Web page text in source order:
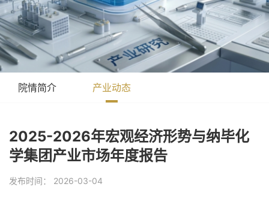
院情简介 产业动态
2025-2026年宏观经济形势与纳毕化
学集团产业市场年度报告
发布时间： 2026-03-04